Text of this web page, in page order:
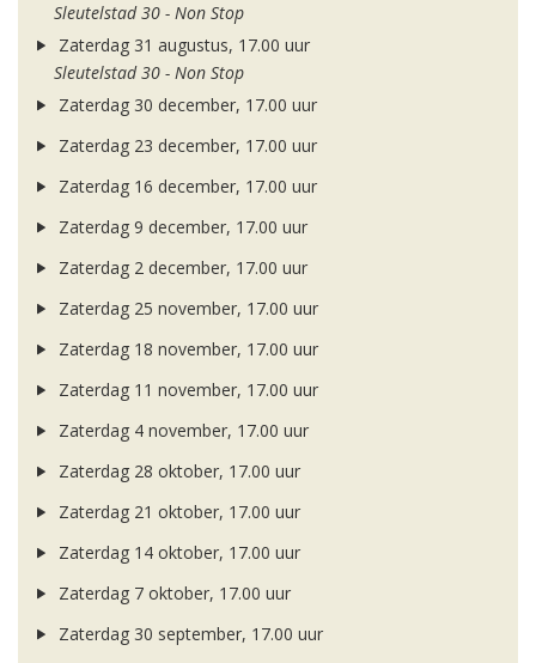
Sleutelstad 30 - Non Stop
Zaterdag 31 augustus, 17.00 uur
Sleutelstad 30 - Non Stop
Zaterdag 30 december, 17.00 uur
Zaterdag 23 december, 17.00 uur
Zaterdag 16 december, 17.00 uur
Zaterdag 9 december, 17.00 uur
Zaterdag 2 december, 17.00 uur
Zaterdag 25 november, 17.00 uur
Zaterdag 18 november, 17.00 uur
Zaterdag 11 november, 17.00 uur
Zaterdag 4 november, 17.00 uur
Zaterdag 28 oktober, 17.00 uur
Zaterdag 21 oktober, 17.00 uur
Zaterdag 14 oktober, 17.00 uur
Zaterdag 7 oktober, 17.00 uur
Zaterdag 30 september, 17.00 uur